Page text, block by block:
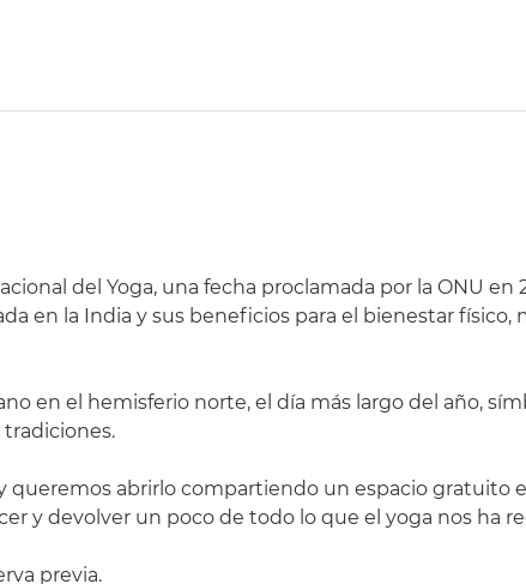
del Yoga, una fecha proclamada por la ONU en
en la India y sus beneficios para el bienestar físico,
en el hemisferio norte, el día más largo del año,
tradiciones.
queremos abrirlo compartiendo un espacio gratuito
y devolver un poco de todo lo que el yoga nos ha
previa.